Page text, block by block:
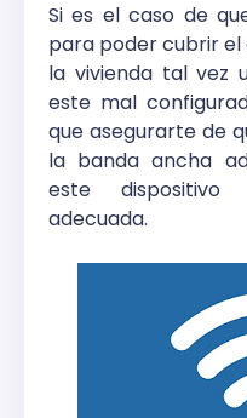
Si es el caso de
para poder cubrir
la vivienda tal vez
este mal
que asegurarte de
la banda ancha
este
adecuada.